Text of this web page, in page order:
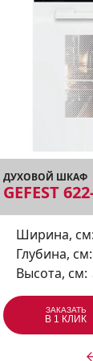
и
время
ДУХОВОЙ ШКАФ
GEFEST
Ширина, см
Глубина, см
Высота, см
ЗАКАЗАТЬ
В 1 КЛИК